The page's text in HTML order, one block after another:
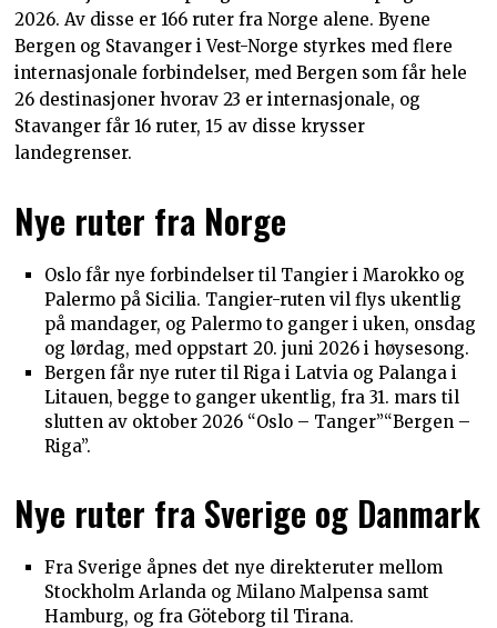
2026. Av disse er 166 ruter fra Norge alene. Byene
Bergen og Stavanger i Vest-Norge styrkes med flere
internasjonale forbindelser, med Bergen som får hele
26 destinasjoner hvorav 23 er internasjonale, og
Stavanger får 16 ruter, 15 av disse krysser
landegrenser.
Nye ruter fra Norge
Oslo får nye forbindelser til Tangier i Marokko og
Palermo på Sicilia. Tangier-ruten vil flys ukentlig
på mandager, og Palermo to ganger i uken, onsdag
og lørdag, med oppstart 20. juni 2026 i høysesong.
Bergen får nye ruter til Riga i Latvia og Palanga i
Litauen, begge to ganger ukentlig, fra 31. mars til
slutten av oktober 2026 “Oslo – Tanger” “Bergen –
Riga” .
Nye ruter fra Sverige og Danmark
Fra Sverige åpnes det nye direkteruter mellom
Stockholm Arlanda og Milano Malpensa samt
Hamburg, og fra Göteborg til Tirana.